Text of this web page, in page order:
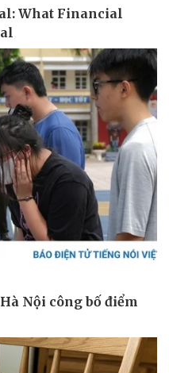
Ô tô - Xe máy
Ô tô
Xe máy
Tư vấn